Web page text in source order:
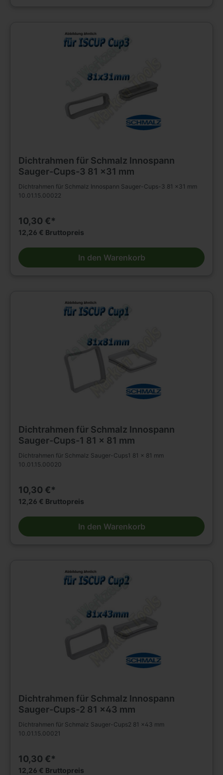
Dichtrahmen für Schmalz Innospann
Sauger-Cups-3 81 x31 mm
Dichtrahmen für Schmalz Innospann Sauger-Cups-3 81 x31 mm
10.01.15.00022
10,30 €*
12,26 € Bruttopreis
In den Warenkorb
Dichtrahmen für Schmalz Innospann
Sauger-Cups-1 81 x 81 mm
Dichtrahmen für Schmalz Sauger-Cups1 81 x 81 mm
10.01.15.00020
10,30 €*
12,26 € Bruttopreis
In den Warenkorb
Dichtrahmen für Schmalz Innospann
Sauger-Cups-2 81 x43 mm
Dichtrahmen für Schmalz Sauger-Cups2 81 x43 mm
10.01.15.00021
10,30 €*
12,26 € Bruttopreis